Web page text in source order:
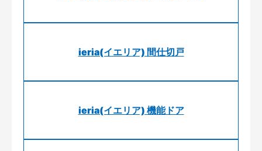
ieria(イエリア) 間仕切戸
ieria(イエリア) 機能ドア